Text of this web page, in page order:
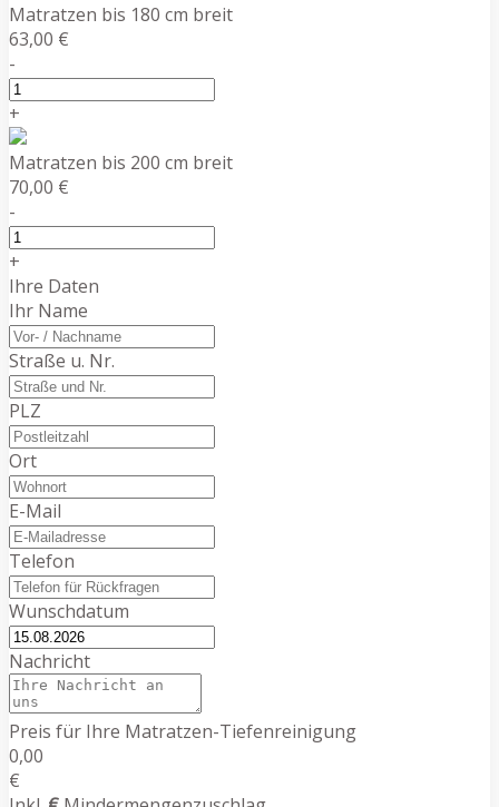
Matratzen bis 180 cm breit
63,00 €
-
+
Matratzen bis 200 cm breit
70,00 €
-
+
Ihre Daten
Ihr Name
Straße u. Nr.
PLZ
Ort
E-Mail
Telefon
Wunschdatum
Nachricht
Preis für Ihre Matratzen-Tiefenreinigung
0,00
€